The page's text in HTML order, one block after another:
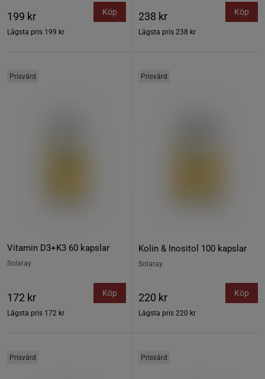
199 kr
Lägsta pris 199 kr
Köp 238 kr
Lägsta pris 238 kr
Köp
Prisvärd
Vitamin D3+K3 60 kapslar
Solaray
172 kr
Lägsta pris 172 kr
Köp
Prisvärd
Kolin & Inositol 100 kapslar
Solaray
220 kr
Lägsta pris 220 kr
Köp
Prisvärd Prisvärd